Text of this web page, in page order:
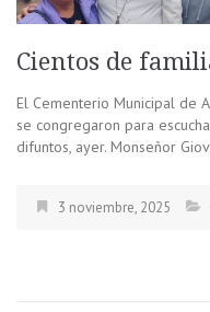
Cientos de
El Cementerio Municipal de
se congregaron para
difuntos, ayer. Monseñor
3 noviembre, 2025